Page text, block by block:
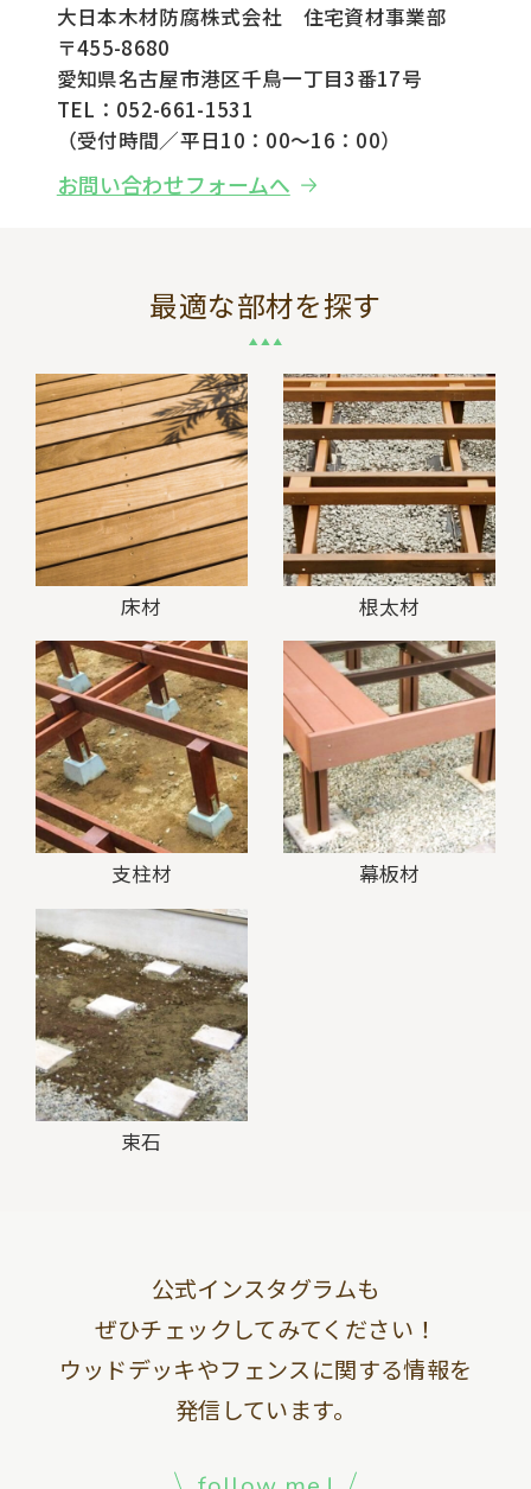
大日本木材防腐株式会社 住宅資材事業部
〒455-8680
愛知県名古屋市港区千鳥一丁目3番17号
TEL：052-661-1531
（受付時間／平日10：00～16：00）
お問い合わせフォームへ
最適な部材を探す
床材 根太材
支柱材 幕板材
束石
公式インスタグラムも
ぜひチェックしてみてください！
ウッドデッキやフェンスに関する情報を
発信しています。